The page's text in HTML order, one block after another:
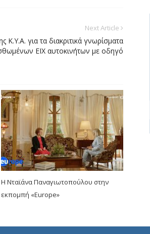
Next Article
Κ.Υ.Α. για τα διακριτικά γνωρίσματα
ΕΙΧ αυτοκινήτων με οδηγό
Η Νταϊάνα Παναγιωτοπούλου στην
εκπομπή «Europe»